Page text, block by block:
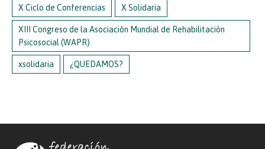
X Ciclo de Conferencias X Solidaria
XIII Congreso de la Asociación Mundial de Rehabilitación
Psicosocial (WAPR)
xsolidaria ¿QUEDAMOS?